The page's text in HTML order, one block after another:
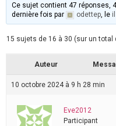
Ce sujet contient 47 réponses,
dernière fois par
odettep, le
15 sujets de 16 à 30 (sur un total
Auteur
10 octobre 2024 à 9 h 28 min
Eve2012
Participant